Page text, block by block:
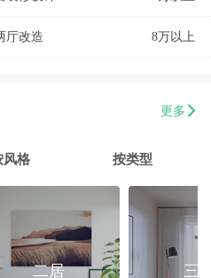
厅改造 8万以上
8万以上
办公室装修 8万以上
4室2厅 202平 8万以上
榕江一品3室2厅1卫 8万以上
更多
风格 按类型
二居 三